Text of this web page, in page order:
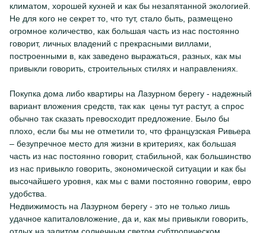
климатом, хорошей кухней и как бы незапятанной экологией.
Не для кого не секрет то, что тут, стало быть, размещено
огромное количество, как большая часть из нас постоянно
говорит, личных владений с прекрасными виллами,
построенными в, как заведено выражаться, разных, как мы
привыкли говорить, строительных стилях и направлениях.
Покупка дома либо квартиры на Лазурном берегу - надежный
вариант вложения средств, так как цены тут растут, а спрос
обычно так сказать превосходит предложение. Было бы
плохо, если бы мы не отметили то, что французская Ривьера
– безупречное место для жизни в критериях, как большая
часть из нас постоянно говорит, стабильной, как большинство
из нас привыкло говорить, экономической ситуации и как бы
высочайшего уровня, как мы с вами постоянно говорим, евро
удобства.
Недвижимость на Лазурном берегу - это не только лишь
удачное капиталовложение, да и, как мы привыкли говорить,